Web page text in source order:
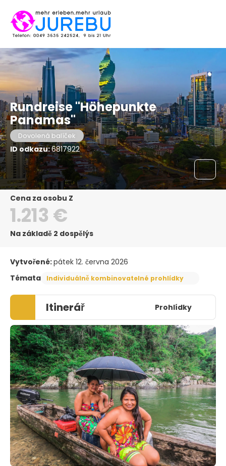
Rundreise "Höhepunkte
Panamas"
Dovolená balíček
ID odkazu:6817922
Cena za osobu Z
1.213 €
Na základě 2 dospělýs
Vytvořené:pátek 12. června 2026
Témata
Individuálně kombinovatelné prohlídky
Itinerář Prohlídky